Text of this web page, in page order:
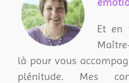
Et en
là pour vous
plénitude. Mes